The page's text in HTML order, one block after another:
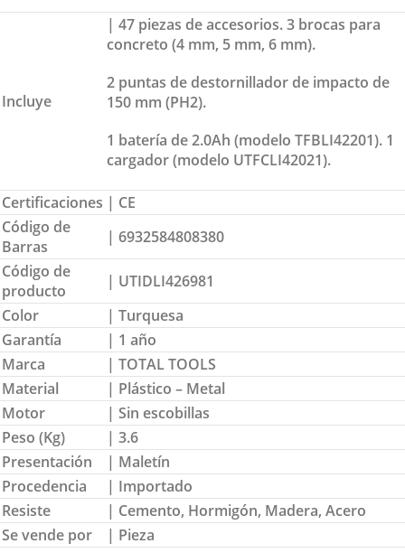
Incluye
| 47 piezas de accesorios. 3 brocas para
concreto (4 mm, 5 mm, 6 mm).
2 puntas de destornillador de impacto de
150 mm (PH2).
1 batería de 2.0Ah (modelo TFBLI42201). 1
cargador (modelo UTFCLI42021).
Certificaciones | CE
Código de
Barras
| 6932584808380
Código de
producto
| UTIDLI426981
Color
| Turquesa
Garantía
| 1 año
Marca
| TOTAL TOOLS
Material
| Plástico – Metal
Motor
| Sin escobillas
Peso (Kg)
| 3.6
Presentación
| Maletín
Procedencia
| Importado
Resiste
| Cemento, Hormigón, Madera, Acero
Se vende por
| Pieza